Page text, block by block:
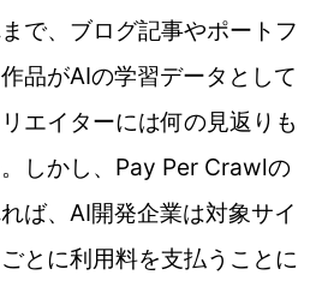
で、ブログ記事やポートフ
品がAIの学習データとして
エイターには何の見返りも
しかし、Pay Per Crawlの
ば、AI開発企業は対象サイ
とに利用料を支払うことに